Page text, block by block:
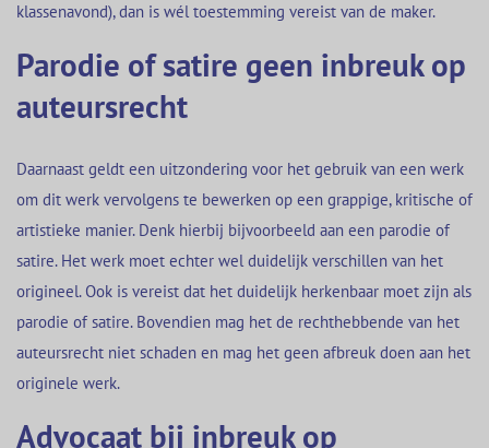
klassenavond), dan is wél toestemming vereist van de maker.
Parodie of satire geen inbreuk op
auteursrecht
Daarnaast geldt een uitzondering voor het gebruik van een werk
om dit werk vervolgens te bewerken op een grappige, kritische of
artistieke manier. Denk hierbij bijvoorbeeld aan een parodie of
satire. Het werk moet echter wel duidelijk verschillen van het
origineel. Ook is vereist dat het duidelijk herkenbaar moet zijn als
parodie of satire. Bovendien mag het de rechthebbende van het
auteursrecht niet schaden en mag het geen afbreuk doen aan het
originele werk.
Advocaat bij inbreuk op